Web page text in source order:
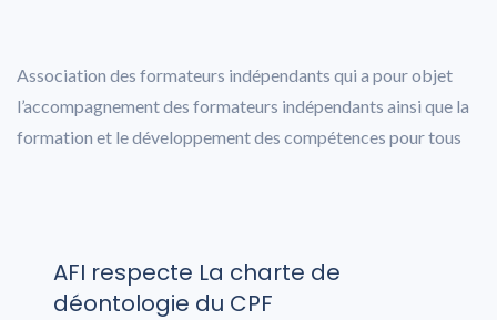
Association des formateurs indépendants qui a pour objet
l’accompagnement des formateurs indépendants ainsi que la
formation et le développement des compétences pour tous
AFI respecte La charte de
déontologie du CPF